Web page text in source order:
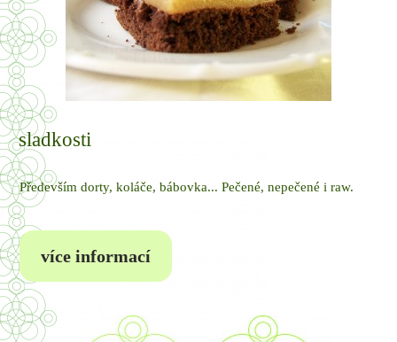
sladkosti
Především dorty, koláče, bábovka... Pečené, nepečené i raw.
více informací